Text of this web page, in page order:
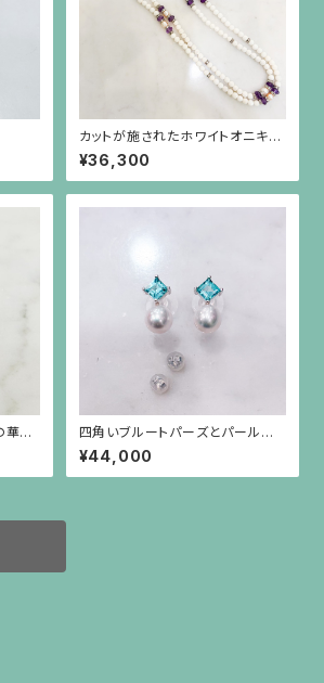
カットが施されたホワイトオニキ
ス、筋彫りのアメジスト、真珠とロ
ンデルのロングネックレス
¥36,300
華奢
四角いブルートパーズとパールの
シルバー枠のピアス(シルバーポス
ト）
¥44,000